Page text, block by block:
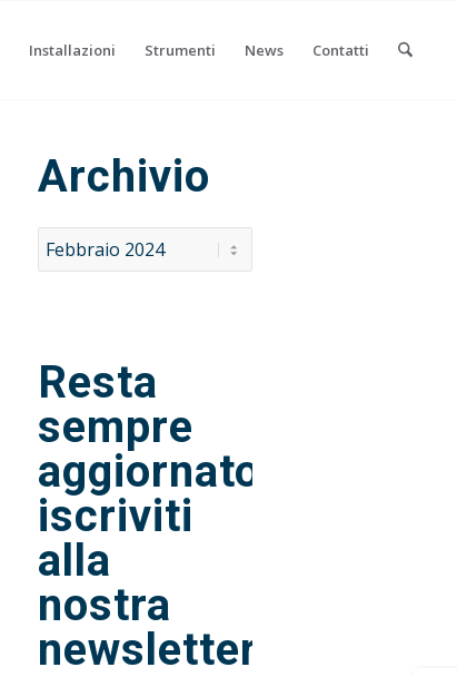
Installazioni Strumenti News Contatti
Archivio
Resta
sempre
aggiornato,
iscriviti
alla
nostra
newsletter!